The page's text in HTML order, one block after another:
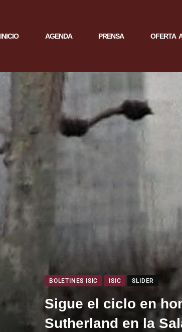
INICIO AGENDA PRENSA OFERTA
BOLETINES ISIC ISIC SLIDER
Sigue el ciclo en
Sutherland en la